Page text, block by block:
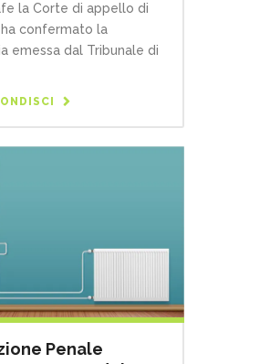
la Corte di appello di
ha confermato la
emessa dal Tribunale di
Penale